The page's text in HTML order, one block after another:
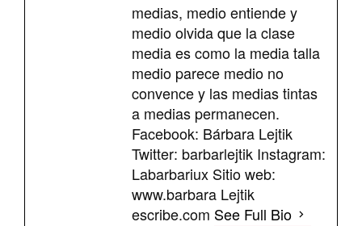
medias, medio entiende y
medio olvida que la clase
media es como la media talla
medio parece medio no
convence y las medias tintas
a medias permanecen.
Facebook: Bárbara Lejtik
Twitter: barbarlejtik Instagram:
Labarbariux Sitio web:
www.barbara Lejtik
escribe.com See Full Bio